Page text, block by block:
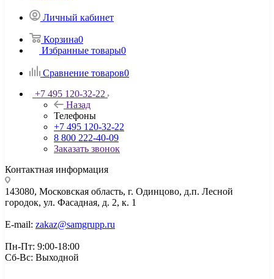
Личный кабинет
Корзина0
Избранные товары0
Сравнение товаров0
+7 495 120-32-22
Назад
Телефоны
+7 495 120-32-22
8 800 222-40-09
Заказать звонок
Контактная информация
143080, Mосковская область, г. Одинцово, д.п. Лесной
городок, ул. Фасадная, д. 2, к. 1
E-mail: zakaz@samgrupp.ru
Пн-Пт: 9:00-18:00
Сб-Вс: Выходной